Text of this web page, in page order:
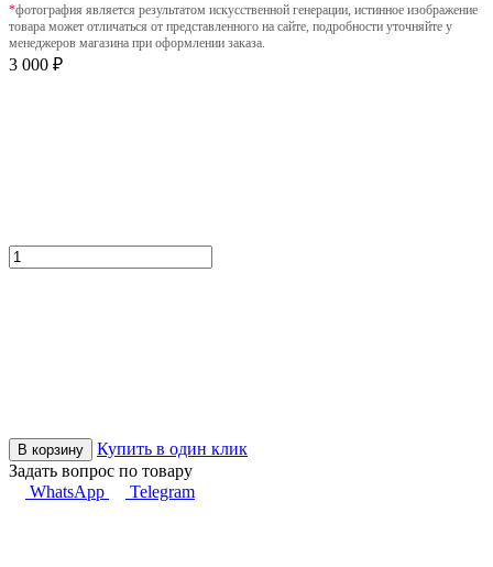
*фотография является результатом искусственной генерации, истинное изображение
товара может отличаться от представленного на сайте, подробности уточняйте у
менеджеров магазина при оформлении заказа.
3 000 ₽
В корзину
Купить в один клик
Задать вопрос по товару
WhatsApp
Telegram